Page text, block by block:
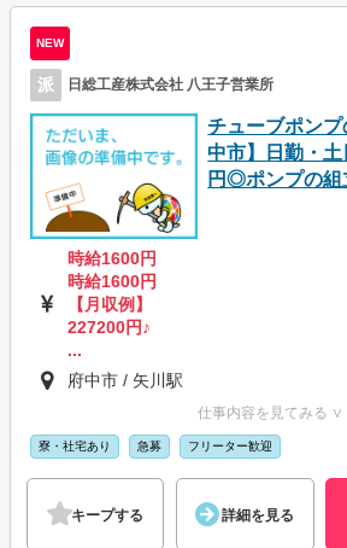
NEW
派 日総工産株式会社 八王子営業所
チューブポン
中市】日勤・
円◎ポンプの組
時給1600円
時給1600円
【月収例】
227200円♪
...
府中市 / 矢川駅
仕事内容を見てみる ∨
寮・社宅あり 急募 フリーター歓迎
キープする 詳細を見る